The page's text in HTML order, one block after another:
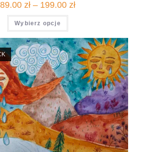
89.00 zł – 199.00 złZakres
199.00 zł
Wybierz opcje
Ten
ma
wiele
wariantów.
Opcje
można
wybrać
na
stronie
produktu